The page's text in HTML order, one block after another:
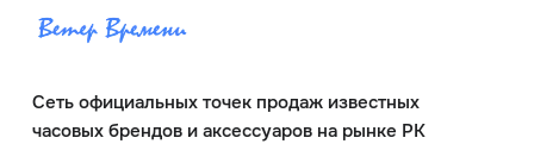
Сеть официальных точек продаж известных
часовых брендов и аксессуаров на рынке РК